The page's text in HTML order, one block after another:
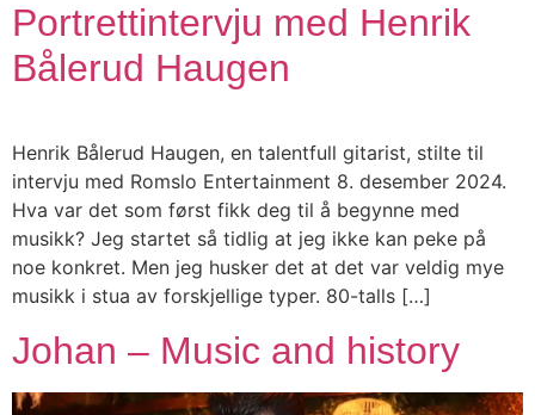
Portrettintervju med Henrik
Bålerud Haugen
Henrik Bålerud Haugen, en talentfull gitarist, stilte til
intervju med Romslo Entertainment 8. desember 2024.
Hva var det som først fikk deg til å begynne med
musikk? Jeg startet så tidlig at jeg ikke kan peke på
noe konkret. Men jeg husker det at det var veldig mye
musikk i stua av forskjellige typer. 80-talls […]
Johan – Music and history